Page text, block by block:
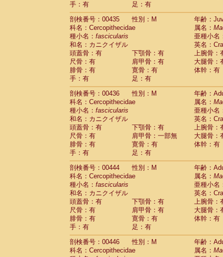
手：有
足：有
剖検番号：00435
性別：M
年齢：
科名：Cercopithecidae
属名：
種小名： fascicularis
亜種小名
和名：カニクイザル
英名：
頭蓋骨：有
下顎骨：有
上腕骨：
尺骨：有
肩甲骨：有
大腿骨：
腓骨：有
寛骨：有
体幹：有
手：有
足：有
剖検番号：00436
性別：M
年齢：
科名：Cercopithecidae
属名：
種小名： fascicularis
亜種小名
和名：カニクイザル
英名：
頭蓋骨：有
下顎骨：有
上腕骨：
尺骨：有
肩甲骨：一部無
大腿骨：
腓骨：有
寛骨：有
体幹：有
手：有
足：有
剖検番号：00444
性別：M
年齢：
科名：Cercopithecidae
属名：
種小名： fascicularis
亜種小名
和名：カニクイザル
英名：
頭蓋骨：有
下顎骨：有
上腕骨：
尺骨：有
肩甲骨：有
大腿骨：
腓骨：有
寛骨：有
体幹：有
手：有
足：有
剖検番号：00446
性別：M
年齢：
科名：Cercopithecidae
属名：